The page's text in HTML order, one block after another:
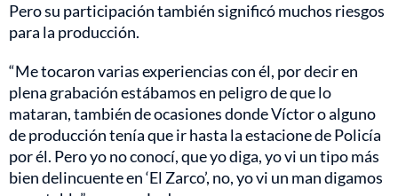
Pero su participación también significó muchos riesgos
para la producción.
“Me tocaron varias experiencias con él, por decir en
plena grabación estábamos en peligro de que lo
mataran, también de ocasiones donde Víctor o alguno
de producción tenía que ir hasta la estacione de Policía
por él. Pero yo no conocí, que yo diga, yo vi un tipo más
bien delincuente en ‘El Zarco’, no, yo vi un man digamos